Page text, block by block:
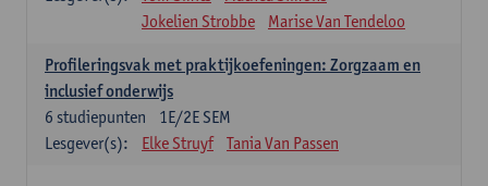
Jokelien Strobbe
Marise Van Tendeloo
Profileringsvak met praktijkoefeningen: Zorgzaam en
inclusief onderwijs
1E/2E SEM
6 studiepunten
Lesgever(s):
Elke Struyf Tania Van Passen